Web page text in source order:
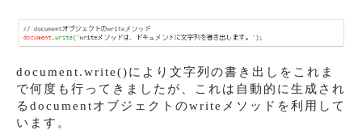
document.write()により文字列の書き出しをこれま
で何度も行ってきましたが、これは自動的に生成され
るdocumentオブジェクトのwriteメソッドを利用して
います。